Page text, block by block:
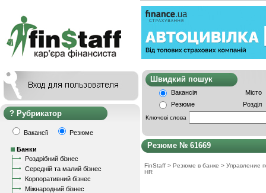
Рубрикатор
Вакансії Резюме
Банки
Роздрібний бізнес
Середній та малий бізнес
Корпоративний бізнес
Міжнародний бізнес
Швидкий
Вакансія
Місто
Резюме
Розділ
Ключові слова
Резюме № 61669
FinStaff > Резюме в банке > Управление
HR